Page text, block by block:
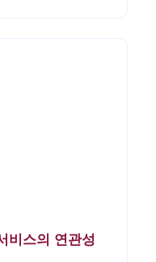
비스의 연관성